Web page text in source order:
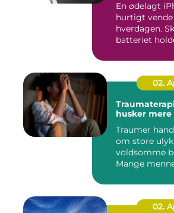
En ødelagt
hurtigt
hverdagen.
batteriet
02.
Traumaterapi når
husker
Traumer
om store
voldsomme
Mange
02.